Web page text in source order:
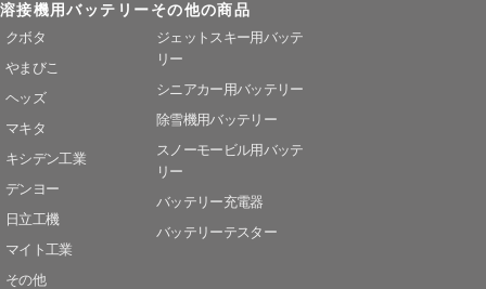
溶接機用バッテリー
クボタ
やまびこ
ヘッズ
マキタ
キシデン工業
デンヨー
日立工機
マイト工業
その他
その他の商品
ジェットスキー用バッテ
リー
シニアカー用バッテリー
除雪機用バッテリー
スノーモービル用バッテ
リー
バッテリー充電器
バッテリーテスター